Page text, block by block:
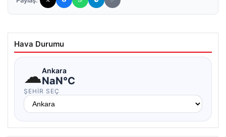
Hava Durumu
☁Ankara
NaN°C
ŞEHIR SEÇ